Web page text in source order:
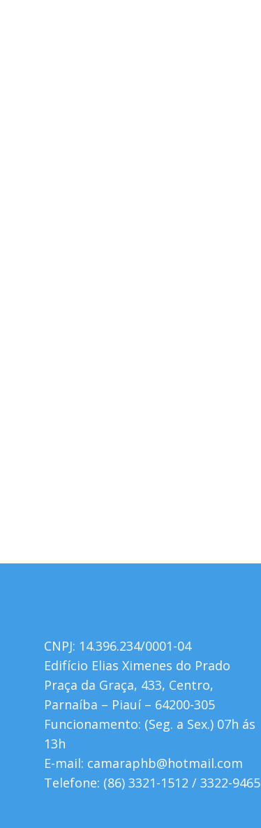
CNPJ: 14.396.234/0001-04
Edifício Elias Ximenes do Prado
Praça da Graça, 433, Centro,
Parnaíba – Piauí – 64200-305
Funcionamento: (Seg. a Sex.) 07h ás
13h
E-mail: camaraphb@hotmail.com
Telefone: (86) 3321-1512 / 3322-9465